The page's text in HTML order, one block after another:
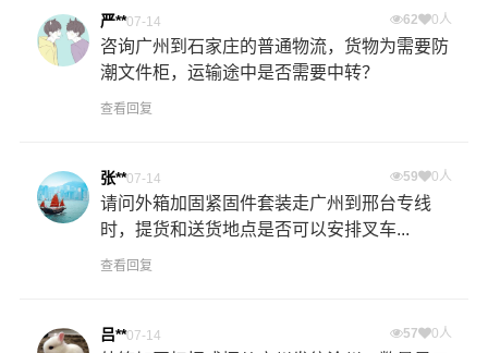
严**07-14 62 0人
咨询广州到石家庄的普通物流，货物为需要防
潮文件柜，运输途中是否需要中转？
查看回复
张**07-14 59 0人
请问外箱加固紧固件套装走广州到邢台专线
时，提货和送货地点是否可以安排叉车...
查看回复
吕**07-14 57 0人